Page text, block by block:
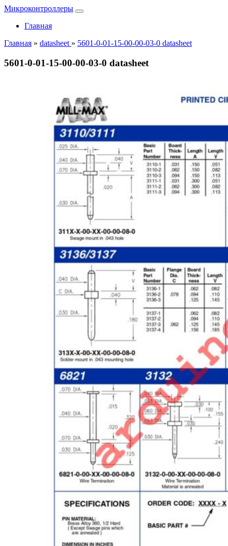
Микроконтроллеры
Главная
Главная » datasheet » 5601-0-01-15-00-00-03-0 datasheet
5601-0-01-15-00-00-03-0 datasheet